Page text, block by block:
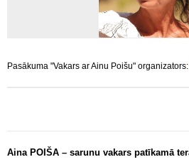
Pasākuma "Vakars ar Ainu Poišu" organizators:
Aina POIŠA – sarunu vakars patīkamā